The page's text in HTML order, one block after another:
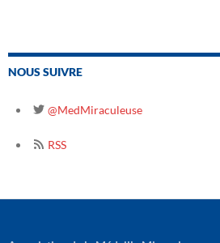
NOUS SUIVRE
@MedMiraculeuse
RSS